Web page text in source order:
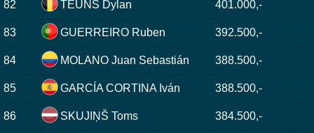
82 TEUNS Dylan 401.000,-
83 GUERREIRO Ruben 392.500,-
84 MOLANO Juan Sebastián 388.500,-
85 GARCÍA CORTINA Iván 388.500,-
86 SKUJIŅŠ Toms 384.500,-